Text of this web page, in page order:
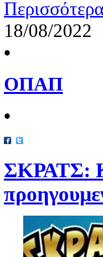
18/08/2022
•
ΟΠΑΠ
•
ΣΚΡΑΤΣ: